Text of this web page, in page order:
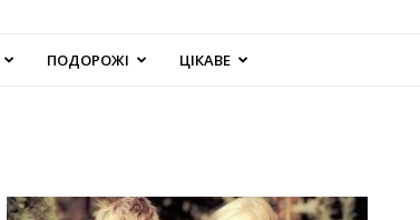
ПОДОРОЖІ ЦІКАВЕ